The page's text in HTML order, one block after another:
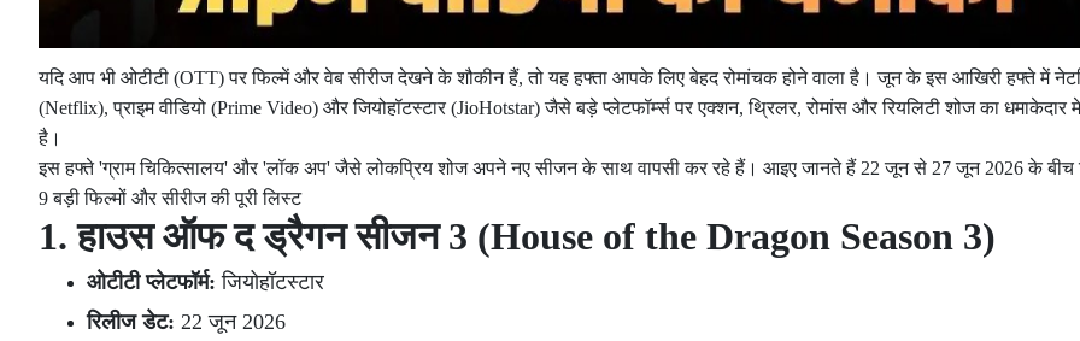
यदि आप भी ओटीटी (OTT) पर फिल्में और वेब सीरीज देखने के शौकीन हैं, तो यह हफ्ता आपके लिए बेहद रोमांचक होने वाला है। जून के इस आखिरी हफ्ते में
(Netflix), प्राइम वीडियो (Prime Video) और जियोहॉटस्टार (JioHotstar) जैसे बड़े प्लेटफॉर्म्स पर एक्शन, थ्रिलर, रोमांस और रियलिटी शोज का धमाकेदार
है।
इस हफ्ते 'ग्राम चिकित्सालय' और 'लॉक अप' जैसे लोकप्रिय शोज अपने नए सीजन के साथ वापसी कर रहे हैं। आइए जानते हैं 22 जून से 27 जून 2026 के बीच
9 बड़ी फिल्मों और सीरीज की पूरी लिस्ट
1. हाउस ऑफ द ड्रैगन सीजन 3 (House of the Dragon Season 3)
ओटीटी प्लेटफॉर्म: जियोहॉटस्टार
रिलीज डेट: 22 जून 2026